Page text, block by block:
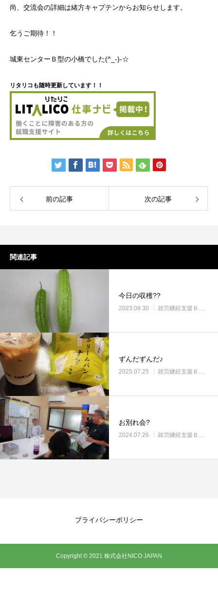
尚、交流会の詳細は緒方キャプテンからお知らせします。
乞うご期待！！
城東センターＢ型の小橋でした(^_-)-☆
リタリコも随時更新しています！！
前の記事 次の記事
関連記事
今日の収穫??
2023.09.30 就労継続支援Ｂ型・ニコサービス城東センター
ずんだずんだ♪
2025.07.25 就労継続支援Ｂ型・ニコサービス城東センター
お別れ会?
2024.07.26 就労継続支援Ｂ型・ニコサービス城東センター
プライバシーポリシー
Copyright © 2021 株式会社NICO JAPAN